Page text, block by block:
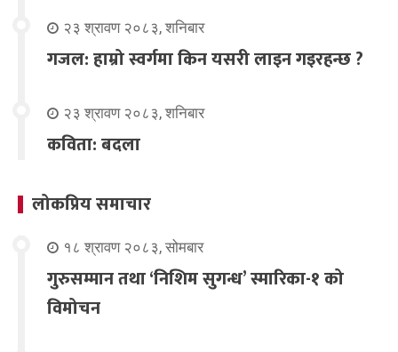
२३ श्रावण २०८३, शनिबार
गजल: हाम्रो स्वर्गमा किन यसरी लाइन गइरहन्छ ?
२३ श्रावण २०८३, शनिबार
कविता: बदला
लोकप्रिय समाचार
१८ श्रावण २०८३, सोमबार
गुरुसम्मान तथा ‘निशिम सुगन्ध’ स्मारिका-१ को
विमोचन